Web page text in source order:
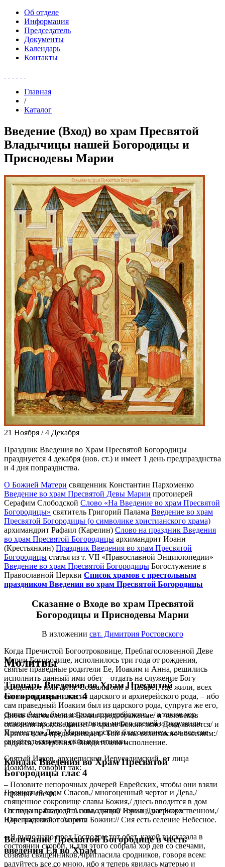
Об отделе
Информация
Председатель
Документы
Календарь
Контакты
Главная
/
Каталог
Введение (Вход) во храм Пресвятой
Владычицы нашей Богородицы и
Приснодевы Марии
21 Ноября / 4 Декабря
Праздник Введения во Храм Пресвятой Богородицы
празднуется 4 декабря (нов. ст.) и имеет 1 день предпразднства
и 4 дня попразднства.
О Божией Матери священник Константин Пархоменко
Введение во храм Пресвятой Девы Марии протоиерей
Серафим Слободской Слово «На Введение во храм Пресвятой
Богородицы» святитель Григорий Палама Введение во храм
Пресвятой Богородицы (о символике христианского храма)
архимандрит Рафаил (Карелин) Слово на праздник Введения
во храм Пресвятой Богородицы архимандрит Иоанн
(Крестьянкин) Праздник Введения во храм Пресвятой
Богородицы статья из т. VII «Православной Энциклопедии»
Введение во храм Пресвятой Богородицы Богослужение в
Православной Церкви Список храмов с престольным
праздником Введения во храм Пресвятой Богородицы
Сказание о Входе во храм Пресвятой
Богородицы и Приснодевы Марии
В изложении свт. Димитрия Ростовского
Когда Пречистой Богоотроковице, Преблагословенной Деве
Марии Богородице, исполнилось три года от рождения,
святые праведные родители Ее, Иоаким и Анна, решились
исполнить данный ими обет – отдать на служение Богу
рожденное ими дитя. Созвали они в Назарет, где жили, всех
своих родственников из царского и архиерейского рода, – ибо
сам праведный Иоаким был из царского рода, супруга же его,
святая Анна, была из рода архиерейского, – а также хор
непорочных дев; приготовили много свечей и окружили
Пречистую Деву Марию царским благолепием, как все сие
свидетельствуется святыми отцами.
Святый Иаков, архиепископ Иерусалимский, от лица
Иоакима, говорит так:
– Позовите непорочных дочерей Еврейских, чтобы они взяли
горящие свечи.
От лица праведной Анны, святой Герман, патриарх
Цареградский, говорит:
– Я выполняю пред Господом тот обет, какой высказала в
состоянии скорби, и для этого собрала хор дев со свечами,
созвала священников, пригласила сродников, говоря всем:
радуйтесь все со мною, ибо я теперь явилась матерью и
Молитвы
Тропарь Введения во Храм Пресвятой
Богородицы глас 4
Днесь благоволения Божия предображение/ и человеков
спасения проповедание:/ в храме Божии ясно Дева является/ и
Христа всем предвозвещает./ Той и мы велегласно возопиим:/
радуйся, смотрения// Зиждителева исполнение.
Кондак Введения во Храм Пресвятой
Богородицы глас 4
Пречистый храм Спасов,/ многоценный чертог и Дева,/
священное сокровище славы Божия,/ днесь вводится в дом
Господень, благодать совводящи,/ Яже в Дусе Божественном,/
Юже воспевают Ангели Божии:// Сия есть селение Небесное.
Величание Пресвятой Богородице в честь
введения Ея во Храм